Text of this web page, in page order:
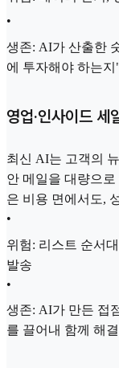
•
생존: AI가 산출한
에 투자해야 하는
영업·인사이드
최신 AI는 고객의
안 메일을 대량으
은 비용 면에서도,
•
위험: 리스트 순서
발송
•
생존: AI가 만든 접
를 끌어내 함께 해